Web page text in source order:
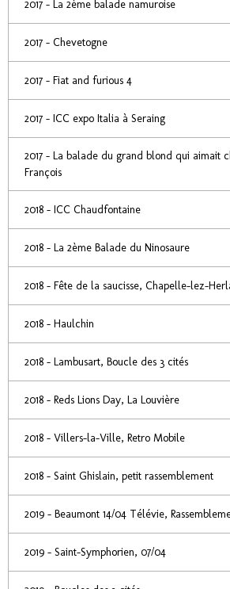
2017 - La 2ème balade namuroise
2017 - Chevetogne
2017 - Fiat and furious 4
2017 - ICC expo Italia à Seraing
2017 - La balade du grand blond qui aimait
François
2018 - ICC Chaudfontaine
2018 - La 2ème Balade du Ninosaure
2018 - Fête de la saucisse, Chapelle-lez-
2018 - Haulchin
2018 - Lambusart, Boucle des 3 cités
2018 - Reds Lions Day, La Louvière
2018 - Villers-la-Ville, Retro Mobile
2018 - Saint Ghislain, petit rassemblement
2019 - Beaumont 14/04 Télévie,
2019 - Saint-Symphorien, 07/04